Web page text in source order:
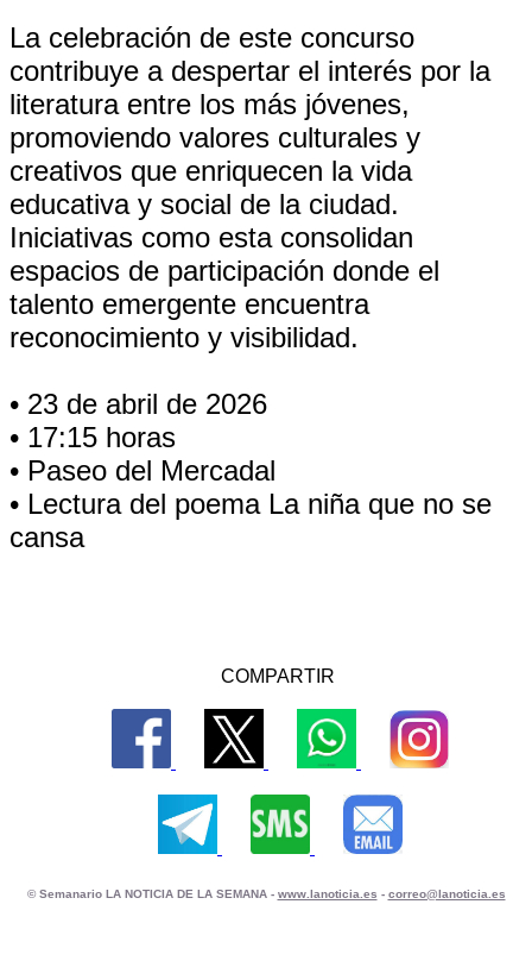
La celebración de este concurso
contribuye a despertar el interés por la
literatura entre los más jóvenes,
promoviendo valores culturales y
creativos que enriquecen la vida
educativa y social de la ciudad.
Iniciativas como esta consolidan
espacios de participación donde el
talento emergente encuentra
reconocimiento y visibilidad.
• 23 de abril de 2026
• 17:15 horas
• Paseo del Mercadal
• Lectura del poema La niña que no se
cansa
COMPARTIR
© Semanario LA NOTICIA DE LA SEMANA - www.lanoticia.es - correo@lanoticia.es